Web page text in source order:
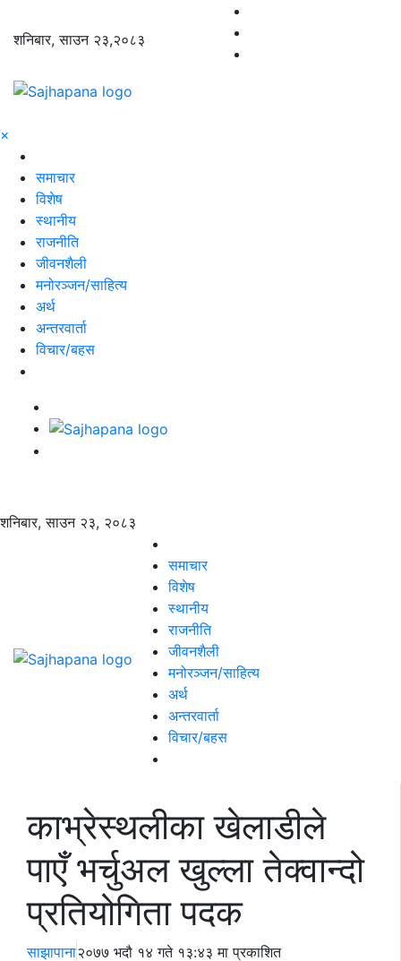
शनिबार, साउन २३,२०८३
×
समाचार
विशेष
स्थानीय
राजनीति
जीवनशैली
मनोरञ्जन/साहित्य
अर्थ
अन्तरवार्ता
विचार/बहस
शनिबार, साउन २३, २०८३
समाचार
विशेष
स्थानीय
राजनीति
जीवनशैली
मनोरञ्जन/साहित्य
अर्थ
अन्तरवार्ता
विचार/बहस
काभ्रेस्थलीका खेलाडीले
पाएँ भर्चुअल खुल्ला तेक्वान्दो
प्रतियोगिता पदक
साझापाना२०७७ भदौ १४ गते १३:४३ मा प्रकाशित